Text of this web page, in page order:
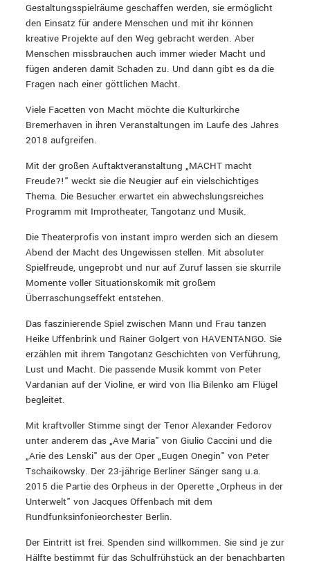
Gestaltungsspielräume geschaffen werden, sie ermöglicht
den Einsatz für andere Menschen und mit ihr können
kreative Projekte auf den Weg gebracht werden. Aber
Menschen missbrauchen auch immer wieder Macht und
fügen anderen damit Schaden zu. Und dann gibt es da die
Fragen nach einer göttlichen Macht.
Viele Facetten von Macht möchte die Kulturkirche
Bremerhaven in ihren Veranstaltungen im Laufe des Jahres
2018 aufgreifen.
Mit der großen Auftaktveranstaltung „MACHT macht
Freude?!" weckt sie die Neugier auf ein vielschichtiges
Thema. Die Besucher erwartet ein abwechslungsreiches
Programm mit Improtheater, Tangotanz und Musik.
Die Theaterprofis von instant impro werden sich an diesem
Abend der Macht des Ungewissen stellen. Mit absoluter
Spielfreude, ungeprobt und nur auf Zuruf lassen sie skurrile
Momente voller Situationskomik mit großem
Überraschungseffekt entstehen.
Das faszinierende Spiel zwischen Mann und Frau tanzen
Heike Uffenbrink und Rainer Golgert von HAVENTANGO. Sie
erzählen mit ihrem Tangotanz Geschichten von Verführung,
Lust und Macht. Die passende Musik kommt von Peter
Vardanian auf der Violine, er wird von Ilia Bilenko am Flügel
begleitet.
Mit kraftvoller Stimme singt der Tenor Alexander Fedorov
unter anderem das „Ave Maria" von Giulio Caccini und die
„Arie des Lenski" aus der Oper „Eugen Onegin" von Peter
Tschaikowsky. Der 23-jährige Berliner Sänger sang u.a.
2015 die Partie des Orpheus in der Operette „Orpheus in der
Unterwelt" von Jacques Offenbach mit dem
Rundfunksinfonieorchester Berlin.
Der Eintritt ist frei. Spenden sind willkommen. Sie sind je zur
Hälfte bestimmt für das Schulfrühstück an der benachbarten